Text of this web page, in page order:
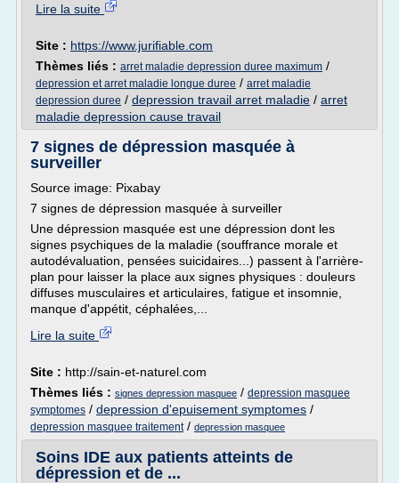
Lire la suite
Site : https://www.jurifiable.com
Thèmes liés : arret maladie depression duree maximum /
depression et arret maladie longue duree / arret maladie
depression duree / depression travail arret maladie / arret
maladie depression cause travail
7 signes de dépression masquée à
surveiller
Source image: Pixabay
7 signes de dépression masquée à surveiller
Une dépression masquée est une dépression dont les
signes psychiques de la maladie (souffrance morale et
autodévaluation, pensées suicidaires...) passent à l'arrière-
plan pour laisser la place aux signes physiques : douleurs
diffuses musculaires et articulaires, fatigue et insomnie,
manque d'appétit, céphalées,...
Lire la suite
Site : http://sain-et-naturel.com
Thèmes liés : signes depression masquee / depression masquee
symptomes / depression d'epuisement symptomes /
depression masquee traitement/ depression masquee
Soins IDE aux patients atteints de
dépression et de ...